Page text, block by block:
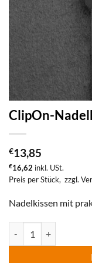
ClipOn-
€13,85
€16,62 inkl. USt.
Preis per Stück, zzgl.
Nadelkissen mit